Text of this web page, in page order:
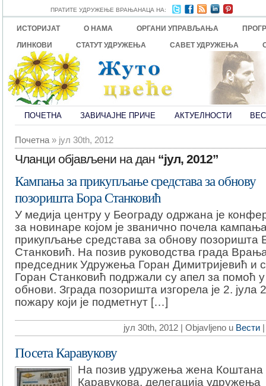
ПРАТИТЕ УДРУЖЕЊЕ ВРАЊАНАЦА НА:
ИСТОРИЈАТ О НАМА ОРГАНИ УПРАВЉАЊА
ЛИНКОВИ
СТАТУТ УДРУЖЕЊА САВЕТ УДРУЖЕЊА
ПОЧЕТНА ЗАВИЧАЈНЕ ПРИЧЕ АКТУЕЛНОСТИ
Почетна » јул 30th, 2012
Чланци објављени на дан “јул, 2012”
Кампања за прикупљање средстава за обнову
позоришта Бора Станковић
У медија центру у Београду одржана је
за новинаре којом је званично почела
прикупљање средстава за обнову позоришта
Станковић. На позив руководства града
председник Удружења Горан Димитријевић и
Горан Станковић подржали су апел за помоћ у
обнови. Зграда позоришта изгорела је 2. јула
пожару који је подметнут […]
јул 30th, 2012 | Objavljeno u Вести
Посета Каравукову
На позив удружења жена Коштана
Каравукова, делегација удружења